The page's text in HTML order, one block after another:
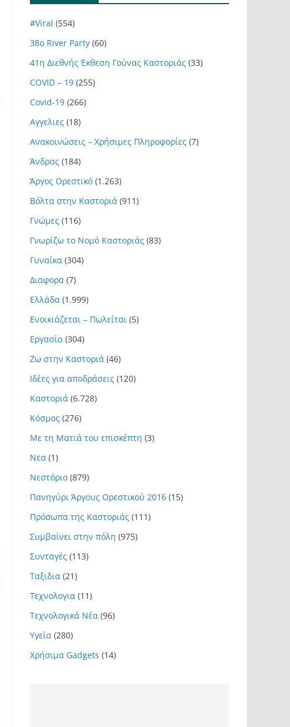
#Viral (554)
38ο River Party (60)
41η Διεθνής Έκθεση Γούνας Καστοριάς (33)
COVID – 19 (255)
Covid-19 (266)
Αγγελιες (18)
Ανακοινώσεις – Χρήσιμες Πληροφορίες (7)
Άνδρας (184)
Άργος Ορεστικό (1.263)
Βόλτα στην Καστοριά (911)
Γνώμες (116)
Γνωρίζω το Νομό Καστοριάς (83)
Γυναίκα (304)
Διαφορα (7)
Ελλάδα (1.999)
Ενοικιάζεται – Πωλείται (5)
Εργασία (304)
Ζω στην Καστοριά (46)
Ιδέες για αποδράσεις (120)
Καστοριά (6.728)
Κόσμος (276)
Με τη Ματιά του επισκέπτη (3)
Νεα (1)
Νεστόριο (879)
Πανηγύρι Άργους Ορεστικού 2016 (15)
Πρόσωπα της Καστοριάς (111)
Συμβαίνει στην πόλη (975)
Συνταγές (113)
Ταξιδια (21)
Τεχνολογια (11)
Τεχνολογικά Νέα (96)
Υγεία (280)
Χρήσιμα Gadgets (14)